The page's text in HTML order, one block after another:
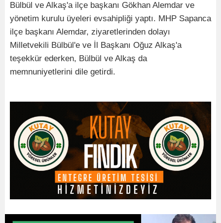
Bülbül ve Alkaş'a ilçe başkanı Gökhan Alemdar ve
yönetim kurulu üyeleri evsahipliği yaptı. MHP Sapanca
ilçe başkanı Alemdar, ziyaretlerinden dolayı
Milletvekili Bülbül'e ve İl Başkanı Oğuz Alkaş'a
teşekkür ederken, Bülbül ve Alkaş da
memnuniyetlerini dile getirdi.